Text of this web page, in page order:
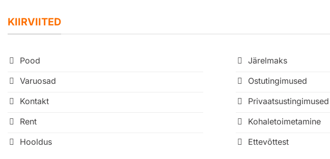
KIIRVIITED
Pood
Varuosad
Kontakt
Rent
Hooldus
Järelmaks
Ostutingimused
Privaatsustingimused
Kohaletoimetamine
Ettevõttest